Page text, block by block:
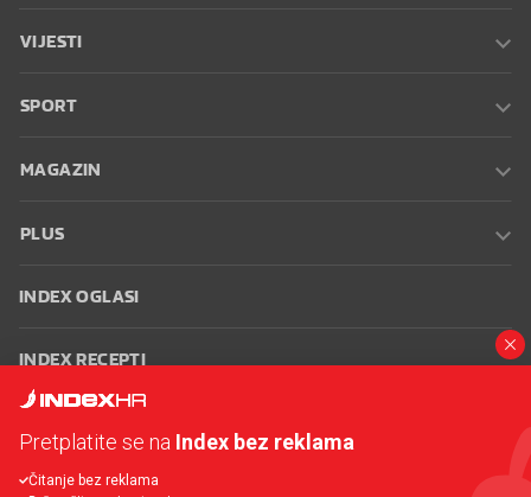
VIJESTI
SPORT
MAGAZIN
PLUS
INDEX OGLASI
INDEX RECEPTI
Oglašavanje Zaposli se na Indexu
Pretplatite se na Index bez reklama
Čitanje bez reklama